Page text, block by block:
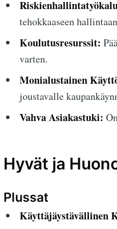
tehokkaaseen
Koulutusresurssit:
varten.
Monialustainen
joustavalle
Vahva Asiakastuki:
Hyvät ja
Plussat
Käyttäjäystävällinen